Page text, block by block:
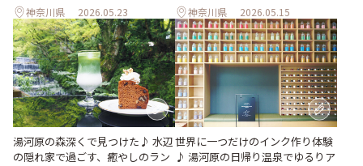
神奈川県 2026.05.23 神奈川県 2026.05.15
湯河原の森深くで見つけた♪ 水辺
の隠れ家で過ごす、癒やしのラン
世界に一つだけのインク作り体験
♪ 湯河原の日帰り温泉でゆるりア